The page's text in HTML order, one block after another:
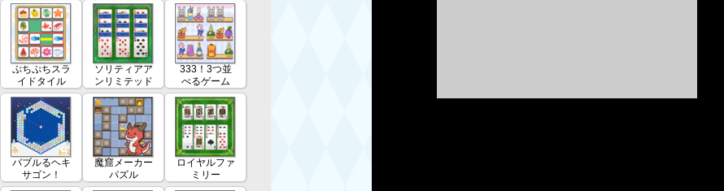
ぷちぷちスラ
イドタイル
ソリティアア
ンリミテッド
333！3つ並
べるゲーム
バブルるヘキ
サゴン！
魔窟メーカー
パズル
ロイヤルファ
ミリー